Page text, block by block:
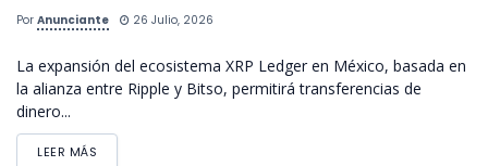
Por Anunciante 26 Julio, 2026
La expansión del ecosistema XRP Ledger en México, basada en
la alianza entre Ripple y Bitso, permitirá transferencias de
dinero...
LEER MÁS